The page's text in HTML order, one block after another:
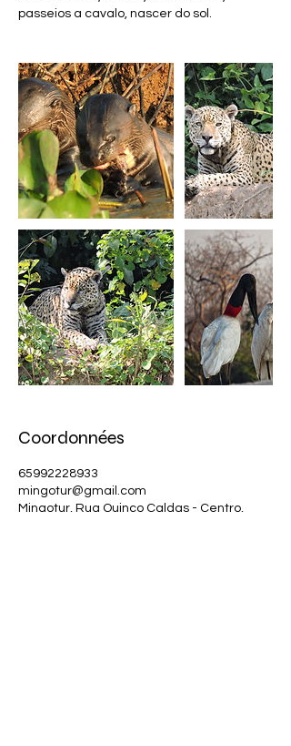
passeios a cavalo, nascer do sol.
Coordonnées
65992228933
mingotur@gmail.com
Mingotur, Rua Quinco Caldas - Centro,